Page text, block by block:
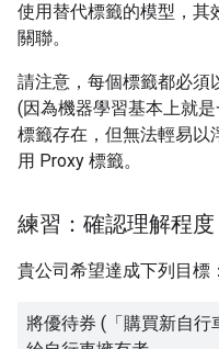
使用替代標籤的模型，其
關聯。
請注意，每個標籤都必須
(因為機器學習基本上就
標籤存在，但無法輕易以
用 Proxy 標籤。
練習：確認理解程度
貴公司希望達成下列目標：
將優待券 (「購買新自